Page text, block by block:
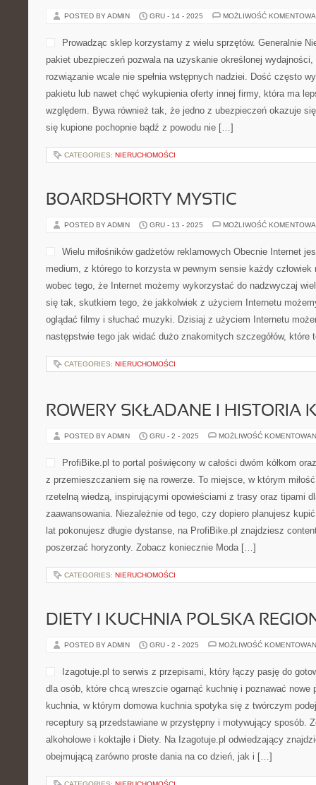
POSTED BY ADMIN GRU - 14 - 2025 MOŻLIWOŚĆ
Prowadząc sklep korzystamy z wielu sprzętów. Generalnie
pakiet ubezpieczeń pozwala na uzyskanie określonej
rozwiązanie wcale nie spełnia wstępnych nadziei. Dość często
pakietu lub nawet chęć wykupienia oferty innej firmy, która ma
względem. Bywa również tak, że jedno z ubezpieczeń okazuje
się kupione pochopnie bądź z powodu nie […]
CATEGORIES: NIERUCHOMOŚCI
BOARDSHORTY MYSTIC
POSTED BY ADMIN GRU - 13 - 2025 MOŻLIWOŚĆ
Wielu miłośników gadżetów reklamowych Obecnie Internet
medium, z którego to korzysta w pewnym sensie każdy
wobec tego, że Internet możemy wykorzystać do nadzwyczaj
się tak, skutkiem tego, że jakkolwiek z użyciem Internetu
oglądać filmy i słuchać muzyki. Dzisiaj z użyciem Internetu
następstwie tego jak widać dużo znakomitych szczegółów,
CATEGORIES: NIERUCHOMOŚCI
ROWERY SKŁADANE I HISTORIA
POSTED BY ADMIN GRU - 2 - 2025 MOŻLIWOŚĆ
ProfiBike.pl to portal poświęcony w całości dwóm kółkom
z przemieszczaniem się na rowerze. To miejsce, w którym
rzetelną wiedzą, inspirującymi opowieściami z trasy oraz tipami
zaawansowania. Niezależnie od tego, czy dopiero planujesz
lat pokonujesz długie dystanse, na ProfiBike.pl znajdziesz
poszerzać horyzonty. Zobacz koniecznie Moda […]
CATEGORIES: NIERUCHOMOŚCI
DIETY I KUCHNIA POLSKA
POSTED BY ADMIN GRU - 2 - 2025 MOŻLIWOŚĆ
Izagotuje.pl to serwis z przepisami, który łączy pasję do
dla osób, które chcą wreszcie ogarnąć kuchnię i poznawać nowe
kuchnia, w którym domowa kuchnia spotyka się z twórczym
receptury są przedstawiane w przystępny i motywujący sposób.
alkoholowe i koktajle i Diety. Na Izagotuje.pl odwiedzający
obejmującą zarówno proste dania na co dzień, jak i […]